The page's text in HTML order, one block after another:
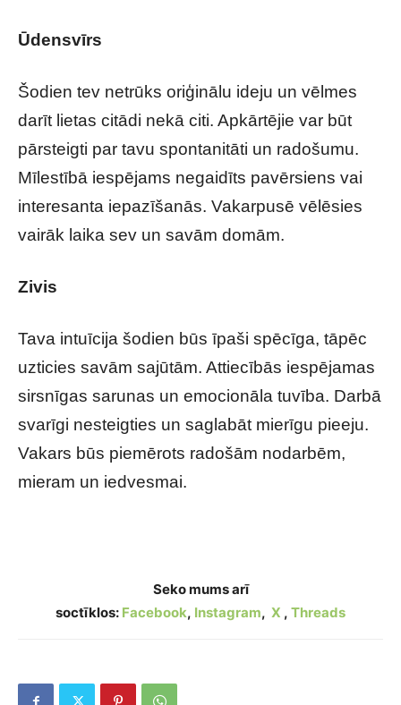
Ūdensvīrs
Šodien tev netrūks oriģinālu ideju un vēlmes
darīt lietas citādi nekā citi. Apkārtējie var būt
pārsteigti par tavu spontanitāti un radošumu.
Mīlestībā iespējams negaidīts pavērsiens vai
interesanta iepazīšanās. Vakarpusē vēlēsies
vairāk laika sev un savām domām.
Zivis
Tava intuīcija šodien būs īpaši spēcīga, tāpēc
uzticies savām sajūtām. Attiecībās iespējamas
sirsnīgas sarunas un emocionāla tuvība. Darbā
svarīgi nesteigties un saglabāt mierīgu pieeju.
Vakars būs piemērots radošām nodarbēm,
mieram un iedvesmai.
Seko mums arī
soctīklos: Facebook, Instagram, X , Threads